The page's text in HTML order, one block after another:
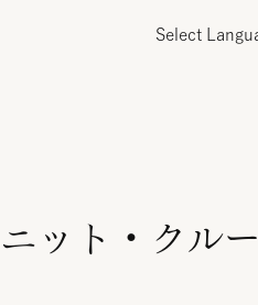
Select
ット・クルー